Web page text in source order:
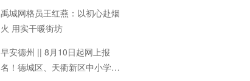
禹城网格员王红燕：以初心赴烟
火 用实干暖街坊
早安德州 || 8月10日起网上报
名！德城区、天衢新区中小学招